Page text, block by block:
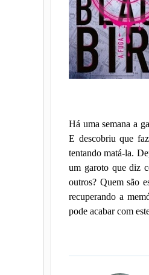
Há uma semana a
E descobriu que
tentando matá-la.
um garoto que diz
outros? Quem são
recuperando a
pode acabar com